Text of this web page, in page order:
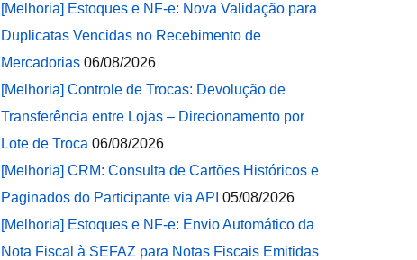
[Melhoria] Estoques e NF-e: Nova Validação para
Duplicatas Vencidas no Recebimento de
Mercadorias 06/08/2026
[Melhoria] Controle de Trocas: Devolução de
Transferência entre Lojas – Direcionamento por
Lote de Troca 06/08/2026
[Melhoria] CRM: Consulta de Cartões Históricos e
Paginados do Participante via API 05/08/2026
[Melhoria] Estoques e NF-e: Envio Automático da
Nota Fiscal à SEFAZ para Notas Fiscais Emitidas